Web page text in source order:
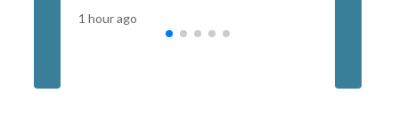
1 hour ago